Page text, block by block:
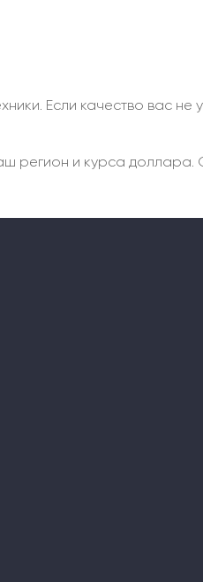
Если качество вас не
регион и курса доллара.